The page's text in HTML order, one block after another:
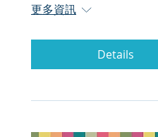
更多資訊
Details